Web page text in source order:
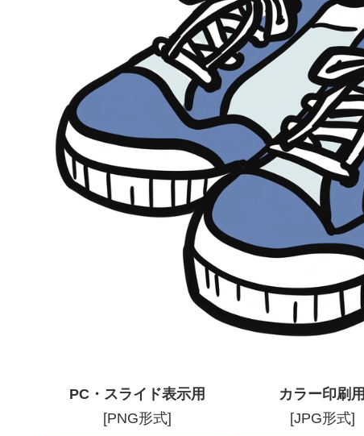
PC・スライド表示用
[PNG形式]
カラー印刷用
[JPG形式]